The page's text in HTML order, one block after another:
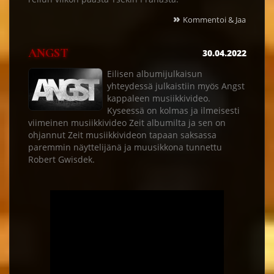
» Kommentoi & Jaa
ANGST
30.04.2022
Eilisen albumijulkaisun
yhteydessä julkaistiin myös Angst
kappaleen musiikkivideo.
Kyseessä on kolmas ja ilmeisesti
viimeinen musiikkivideo Zeit albumilta ja sen on
ohjannut Zeit musiikkivideon tapaan saksassa
paremmin näyttelijänä ja muusikkona tunnettu
Robert Gwisdek.